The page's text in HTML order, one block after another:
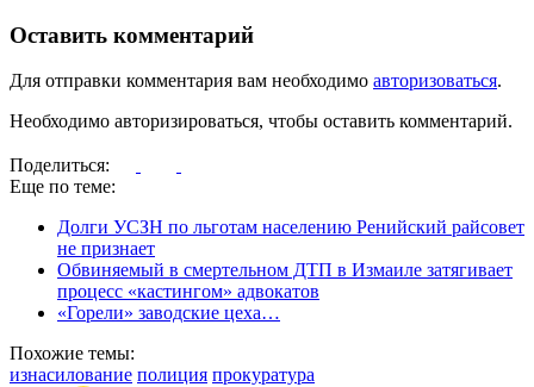
Оставить комментарий
Для отправки комментария вам необходимо авторизоваться.
Необходимо авторизироваться, чтобы оставить комментарий.
Поделиться:
Еще по теме:
Долги УСЗН по льготам населению Ренийский райсовет
не признает
Обвиняемый в смертельном ДТП в Измаиле затягивает
процесс «кастингом» адвокатов
«Горели» заводские цеха…
Похожие темы:
изнасилование полиция прокуратура